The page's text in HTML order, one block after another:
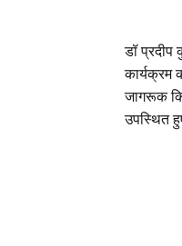
डॉ प्रदीप
कार्यक्रम
जागरूक
उपस्थित